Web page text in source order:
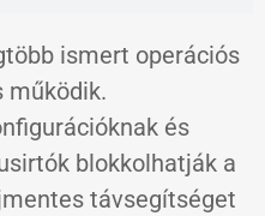
ismert operációs
működik.
és
blokkolhatják a
távsegítséget